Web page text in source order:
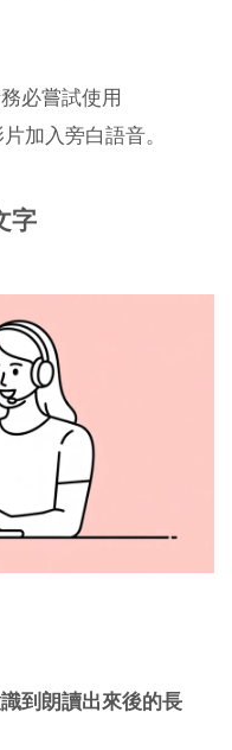
必嘗試使用
加入旁白語音。
字
到朗讀出來後的長